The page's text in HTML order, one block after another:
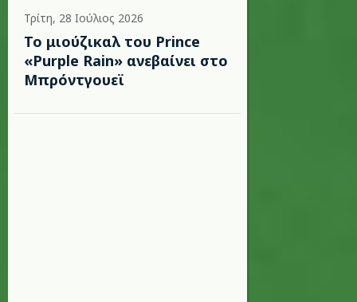
Τρίτη, 28 Ιούλιος 2026
Το μιούζικαλ του Prince
«Purple Rain» ανεβαίνει στο
Μπρόντγουεϊ